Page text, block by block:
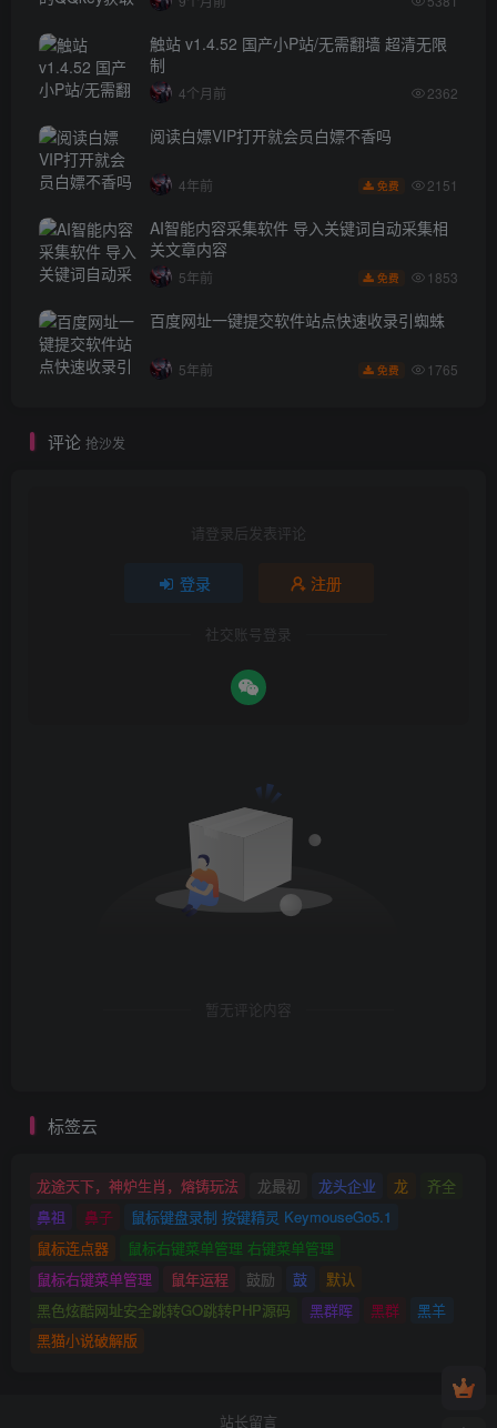
触站 v1.4.52 国产小P站/无需翻墙 超清无限
制
4个月前 2362
阅读白嫖VIP打开就会员白嫖不香吗
4年前 免费 2151
AI智能内容采集软件 导入关键词自动采集相
关文章内容
5年前 免费 1853
百度网址一键提交软件站点快速收录引蜘蛛
5年前 免费 1765
评论 抢沙发
请登录后发表评论
登录 注册
社交账号登录
暂无评论内容
标签云
龙途天下，神炉生肖，熔铸玩法 龙最初 龙头企业 龙
齐全
鼻祖
鼻子
鼠标键盘录制 按键精灵 KeymouseGo5.1
鼠标连点器
鼠标右键菜单管理 右键菜单管理
鼠标右键菜单管理
鼠年运程 鼓励 鼓
默认
黑色炫酷网址安全跳转GO跳转PHP源码
黑群晖 黑群
黑羊
黑猫小说破解版
站长留言